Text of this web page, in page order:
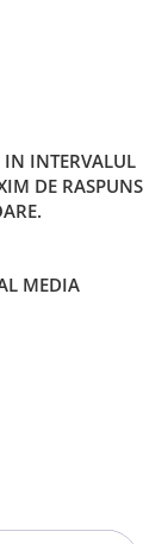
INTERVALUL
DE RASPUNS
MEDIA